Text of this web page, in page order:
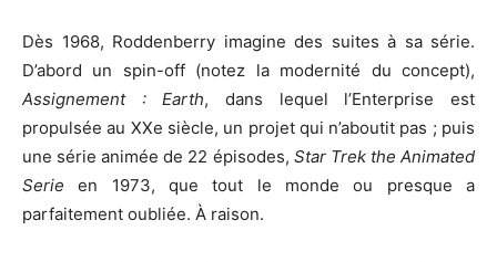
Dès 1968, Roddenberry imagine des suites à sa série.
D’abord un spin-off (notez la modernité du concept),
Assignement : Earth, dans lequel l’Enterprise est
propulsée au XXe siècle, un projet qui n’aboutit pas ; puis
une série animée de 22 épisodes, Star Trek the Animated
Serie en 1973, que tout le monde ou presque a
parfaitement oubliée. À raison.